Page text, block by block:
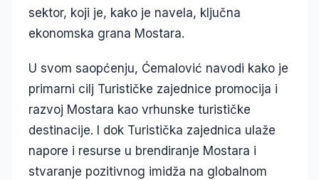
sektor, koji je, kako je navela, ključna
ekonomska grana Mostara.
U svom saopćenju, Ćemalović navodi kako je
primarni cilj Turističke zajednice promocija i
razvoj Mostara kao vrhunske turističke
destinacije. I dok Turistička zajednica ulaže
napore i resurse u brendiranje Mostara i
stvaranje pozitivnog imidža na globalnom